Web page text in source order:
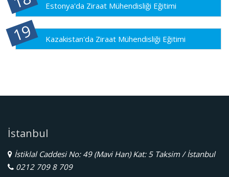
Estonya'da Ziraat Mühendisliği Eğitimi
Kazakistan'da Ziraat Mühendisliği Eğitimi
İstanbul
İstiklal Caddesi No: 49 (Mavi Han) Kat: 5 Taksim / İstanbul
0212 709 8 709